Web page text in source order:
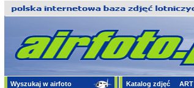
Wyszukaj w airfoto Katalog zdjęć ART